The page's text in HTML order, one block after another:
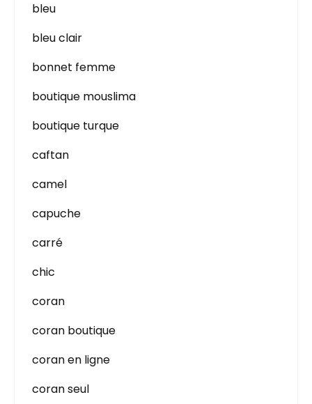
bleu
bleu clair
bonnet femme
boutique mouslima
boutique turque
caftan
camel
capuche
carré
chic
coran
coran boutique
coran en ligne
coran seul